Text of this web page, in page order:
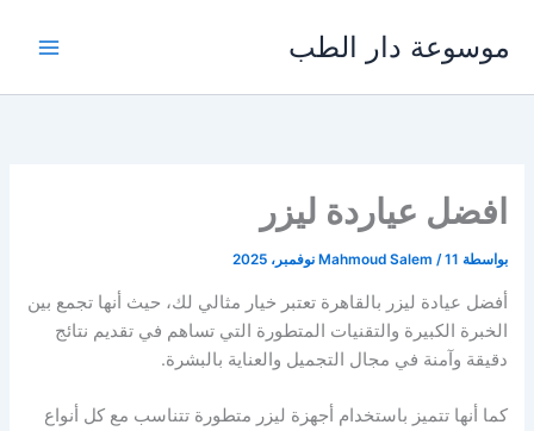
المحتوى
موسوعة دار الطب
افضل عياردة ليزر
بواسطة Mahmoud Salem /11 نوفمبر، 2025
أفضل عيادة ليزر بالقاهرة تعتبر خيار مثالي لك، حيث أنها تجمع بين
الخبرة الكبيرة والتقنيات المتطورة التي تساهم في تقديم نتائج
دقيقة وآمنة في مجال التجميل والعناية بالبشرة.
كما أنها تتميز باستخدام أجهزة ليزر متطورة تتناسب مع كل أنواع